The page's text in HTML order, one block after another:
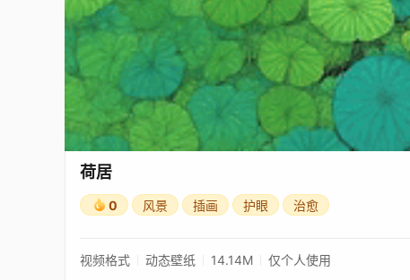
荷居
0 风景 插画 护眼 治愈
视频格式 动态壁纸 14.14M 仅个人使用